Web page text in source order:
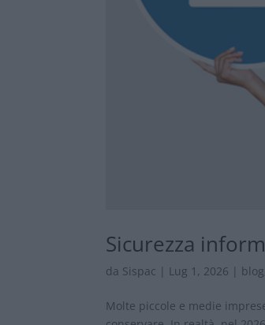
Sicurezza
da Sispac | Lug 1, 2026 | blog
Molte piccole e medie